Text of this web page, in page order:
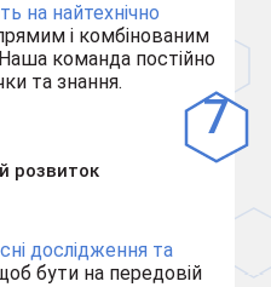
на найтехнічно
і комбінованим
команда постійно
та знання.
розвиток
дослідження та
бути на передовій